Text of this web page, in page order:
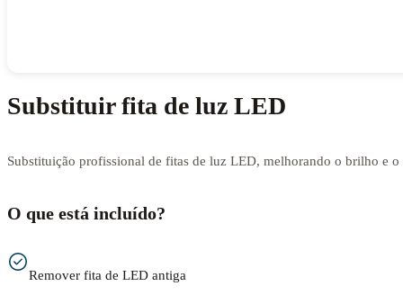
Substituir fita de luz LED
Substituição profissional de fitas de luz LED, melhorando o brilho e o
O que está incluído?
Remover fita de LED antiga